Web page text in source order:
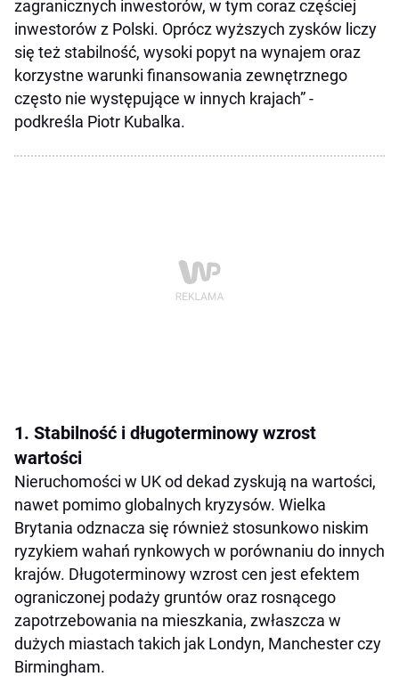
zagranicznych inwestorów, w tym coraz częściej
inwestorów z Polski. Oprócz wyższych zysków liczy
się też stabilność, wysoki popyt na wynajem oraz
korzystne warunki finansowania zewnętrznego
często nie występujące w innych krajach” -
podkreśla Piotr Kubalka.
1. Stabilność i długoterminowy wzrost
wartości
Nieruchomości w UK od dekad zyskują na wartości,
nawet pomimo globalnych kryzysów. Wielka
Brytania odznacza się również stosunkowo niskim
ryzykiem wahań rynkowych w porównaniu do innych
krajów. Długoterminowy wzrost cen jest efektem
ograniczonej podaży gruntów oraz rosnącego
zapotrzebowania na mieszkania, zwłaszcza w
dużych miastach takich jak Londyn, Manchester czy
Birmingham.